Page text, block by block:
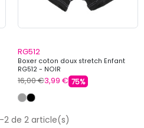
RG512
Boxer coton doux stretch Enfant
RG512 - NOIR
16,00 €3,99 € 75%
2 de 2 article(s)